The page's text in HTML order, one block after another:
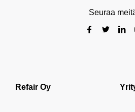
Seuraa
Refair Oy